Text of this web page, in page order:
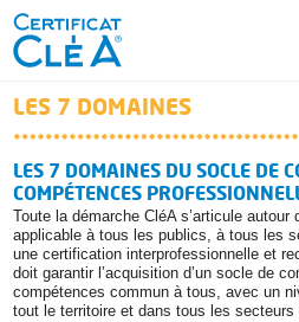
CLÉA
CLÉA
LES 7 DOMAINES
LES 7 DOMAINES DU SOCLE DE
COMPÉTENCES
Toute la démarche CléA s’articule autour
applicable à tous les publics, à tous les
une certification interprofessionnelle et
doit garantir l’acquisition d’un socle de
compétences commun à tous, avec un
tout le territoire et dans tous les secteurs